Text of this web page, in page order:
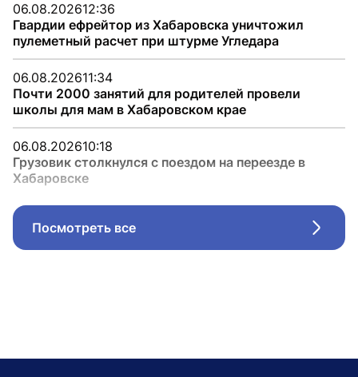
06.08.202612:36
Гвардии ефрейтор из Хабаровска уничтожил
пулеметный расчет при штурме Угледара
06.08.202611:34
Почти 2000 занятий для родителей провели
школы для мам в Хабаровском крае
06.08.202610:18
Грузовик столкнулся с поездом на переезде в
Хабаровске
Посмотреть все